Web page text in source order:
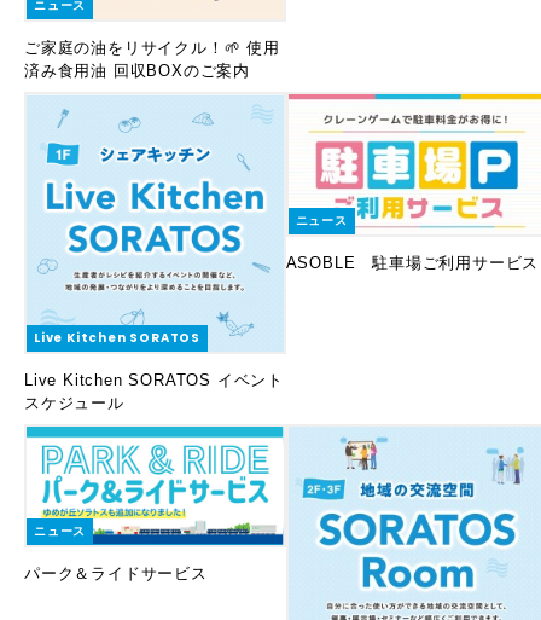
ニュース
ご家庭の油をリサイクル！🌱 使用
済み食用油 回収BOXのご案内
Live Kitchen SORATOS
Live Kitchen SORATOS イベント
スケジュール
ニュース
ASOBLE 駐車場ご利用サービス
ニュース
パーク＆ライドサービス